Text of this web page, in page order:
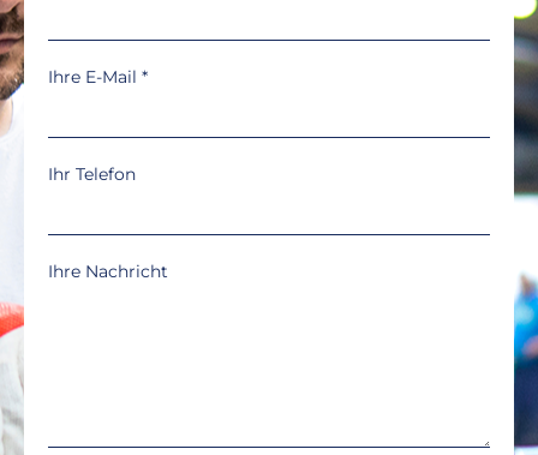
Ihre E-Mail *
Ihr Telefon
Ihre Nachricht